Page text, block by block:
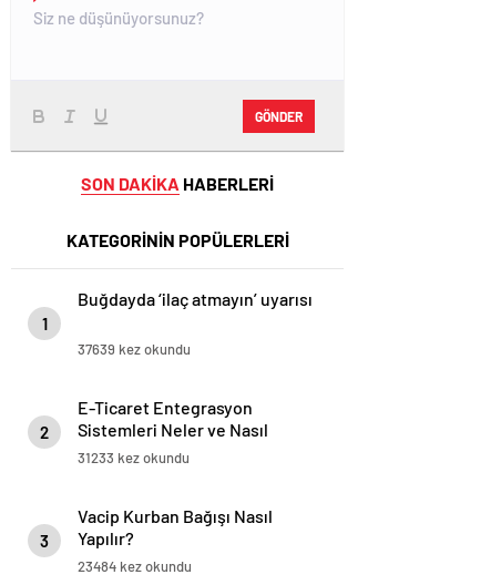
GÖNDER
SON DAKİKA HABERLERİ
KATEGORİNİN POPÜLERLERİ
1
Buğdayda ‘ilaç atmayın’ uyarısı
37639 kez okundu
2
E-Ticaret Entegrasyon
Sistemleri Neler ve Nasıl
Yapılır?
31233 kez okundu
3
Vacip Kurban Bağışı Nasıl
Yapılır?
23484 kez okundu